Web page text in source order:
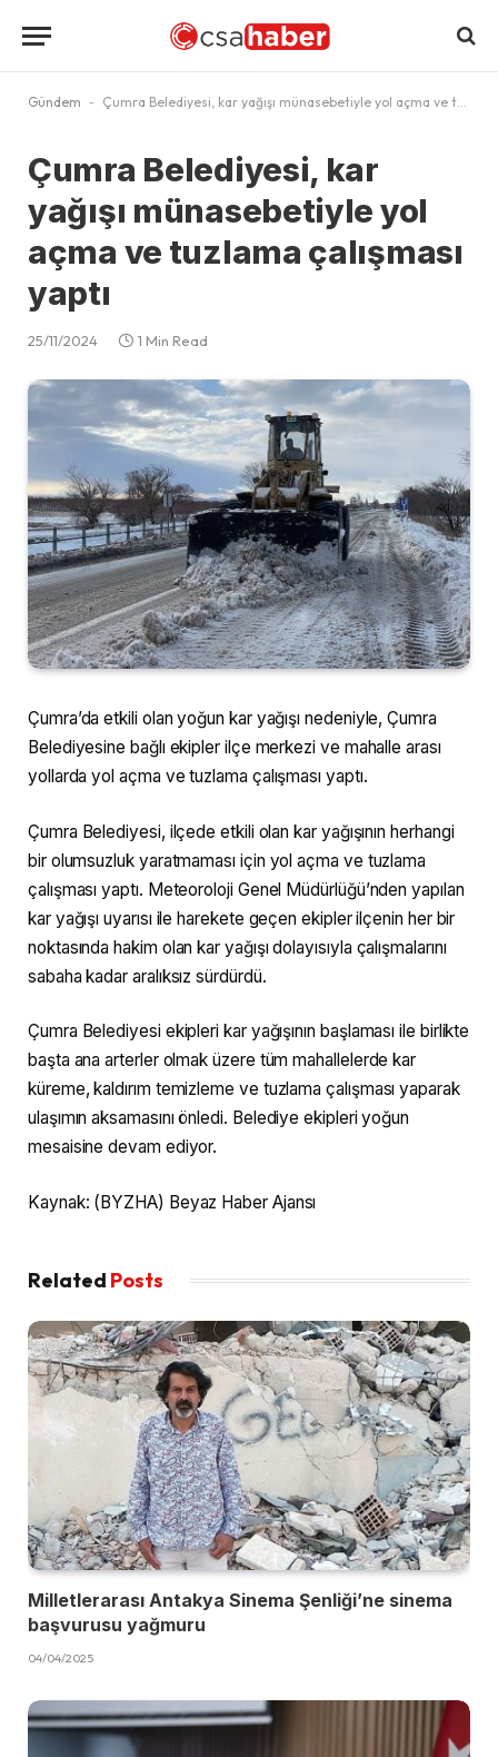
Gündem - Çumra Belediyesi, kar yağışı münasebetiyle yol açma ve tuzlama çalışması yaptı
Çumra Belediyesi, kar
yağışı münasebetiyle yol
açma ve tuzlama çalışması
yaptı
25/11/2024 1 Min Read
Çumra’da etkili olan yoğun kar yağışı nedeniyle, Çumra
Belediyesine bağlı ekipler ilçe merkezi ve mahalle arası
yollarda yol açma ve tuzlama çalışması yaptı.
Çumra Belediyesi, ilçede etkili olan kar yağışının herhangi
bir olumsuzluk yaratmaması için yol açma ve tuzlama
çalışması yaptı. Meteoroloji Genel Müdürlüğü’nden yapılan
kar yağışı uyarısı ile harekete geçen ekipler ilçenin her bir
noktasında hakim olan kar yağışı dolayısıyla çalışmalarını
sabaha kadar aralıksız sürdürdü.
Çumra Belediyesi ekipleri kar yağışının başlaması ile birlikte
başta ana arterler olmak üzere tüm mahallelerde kar
küreme, kaldırım temizleme ve tuzlama çalışması yaparak
ulaşımın aksamasını önledi. Belediye ekipleri yoğun
mesaisine devam ediyor.
Kaynak: (BYZHA) Beyaz Haber Ajansı
Related Posts
Milletlerarası Antakya Sinema Şenliği’ne sinema
başvurusu yağmuru
04/04/2025